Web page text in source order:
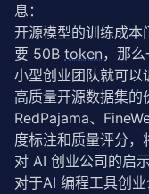
息：
开源模型的训练成本
要 50B token，那
小型创业团队就可以
高质量开源数据集的
RedPajama、
度标注和质量评分，
对 AI 创业公司的启示
对于AI 编程工具创